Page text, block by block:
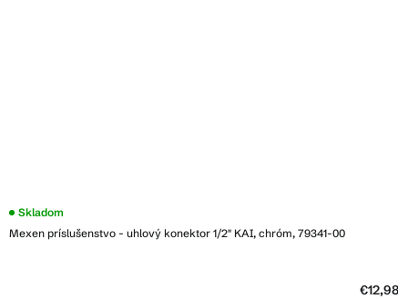
Mexen príslušenstvo - uhlový konektor 1/2" KAI, chróm, 79341-00
Skladom
€12,98